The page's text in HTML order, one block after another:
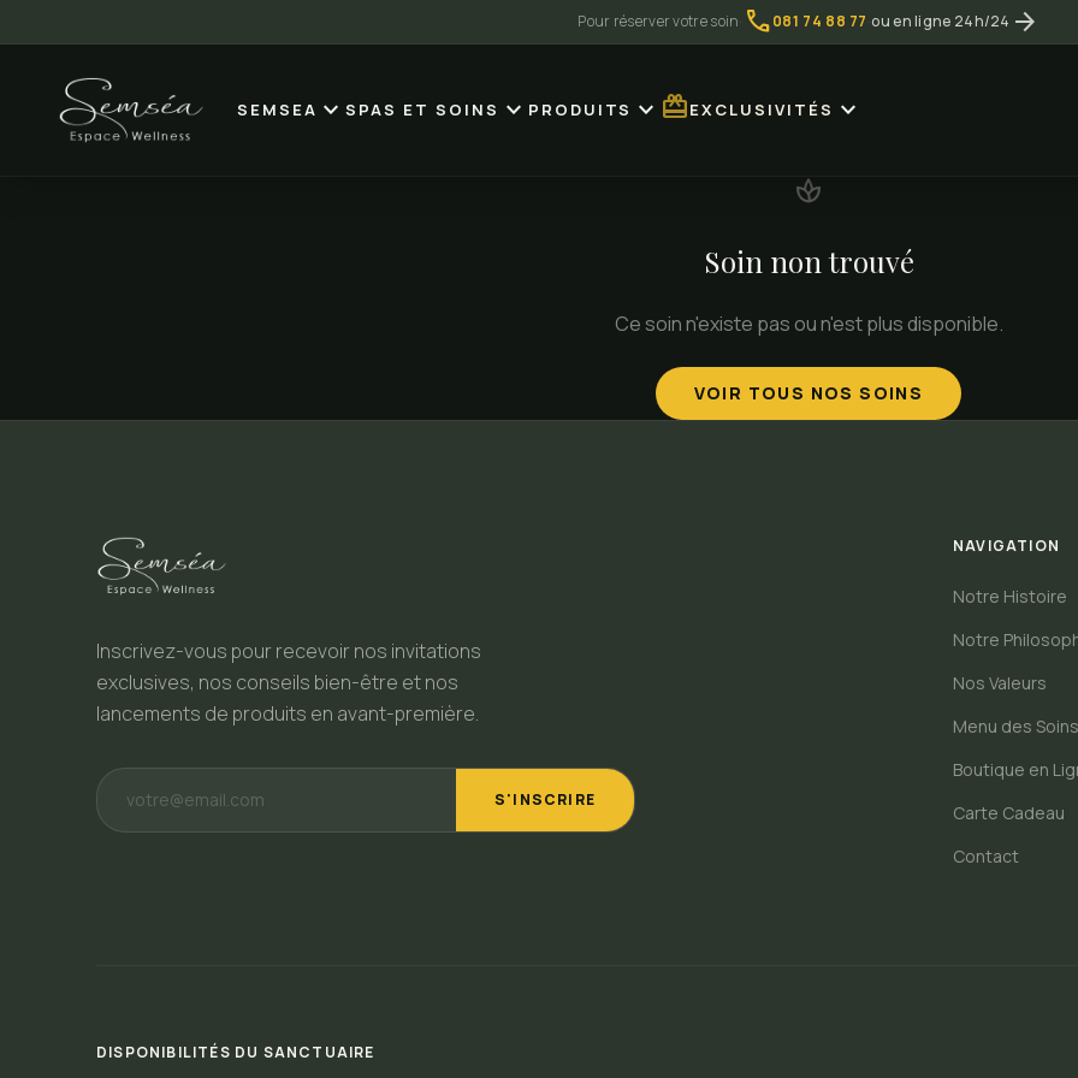
Pour réserver votre soin· call081 74 88 77·ou en ligne 24h/24 arrow_forward
SEMSEA expand_moreSPAS ET SOINS expand_more PRODUITS expand_more redeemEXCLUSIVITÉS expand_more
spa
Soin non trouvé
Ce soin n'existe pas ou n'est plus disponible.
VOIR TOUS NOS SOINS
Inscrivez-vous pour recevoir nos invitations
exclusives, nos conseils bien-être et nos
lancements de produits en avant-première.
S'INSCRIRE
NAVIGATION
Notre Histoire
Notre
Nos Valeurs
Menu des Soins
Boutique en
Carte Cadeau
Contact
DISPONIBILITÉS DU SANCTUAIRE